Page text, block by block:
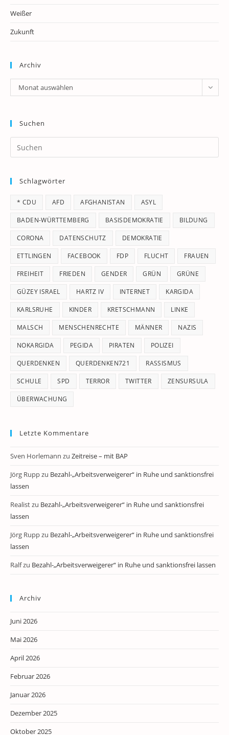
Weißer
Zukunft
Archiv
Archiv
Monat auswählen
Suchen
Schlagwörter
* CDU AFD AFGHANISTAN ASYL
BADEN-WÜRTTEMBERG BASISDEMOKRATIE BILDUNG
CORONA DATENSCHUTZ DEMOKRATIE
ETTLINGEN FACEBOOK FDP FLUCHT FRAUEN
FREIHEIT FRIEDEN GENDER GRÜN GRÜNE
GÜZEY ISRAEL HARTZ IV INTERNET KARGIDA
KARLSRUHE KINDER KRETSCHMANN LINKE
MALSCH MENSCHENRECHTE MÄNNER NAZIS
NOKARGIDA PEGIDA PIRATEN POLIZEI
QUERDENKEN QUERDENKEN721 RASSISMUS
SCHULE SPD TERROR TWITTER ZENSURSULA
ÜBERWACHUNG
Letzte Kommentare
Sven Horlemann zu Zeitreise – mit BAP
Jörg Ruppzu Bezahl-„Arbeitsverweigerer“ in Ruhe und sanktionsfrei
lassen
Realistzu Bezahl-„Arbeitsverweigerer“ in Ruhe und sanktionsfrei
lassen
Jörg Ruppzu Bezahl-„Arbeitsverweigerer“ in Ruhe und sanktionsfrei
lassen
Ralfzu Bezahl-„Arbeitsverweigerer“ in Ruhe und sanktionsfrei lassen
Archiv
Juni 2026
Mai 2026
April 2026
Februar 2026
Januar 2026
Dezember 2025
Oktober 2025